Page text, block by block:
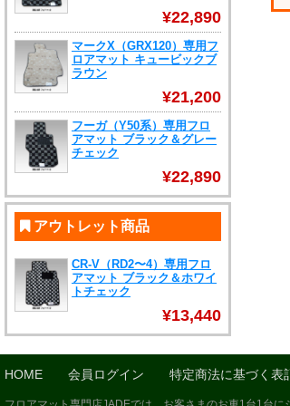
¥22,890
マークX（GRX120）専用フ
ロアマット キュービックブ
ラウン
¥21,200
フーガ（Y50系）専用フロ
アマット ブラック＆グレー
チェック
¥22,890
アウトレット商品
CR-V（RD2〜4）専用フロ
アマット ブラック＆ホワイ
トチェック
¥13,440
HOME 会員ログイン 特定商法に基づく表